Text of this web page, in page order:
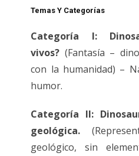
Temas Y Categorías
Categoría I:
vivos? (Fantasía –
con la humanidad) –
humor.
Categoría II:
geológica.
geológico, sin